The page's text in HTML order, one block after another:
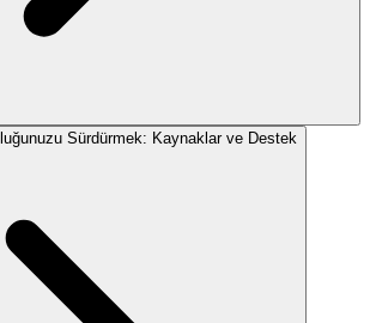
Sürdürmek: Kaynaklar ve Destek